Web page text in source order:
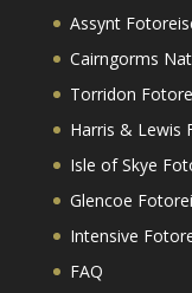
Assynt
Cairngorms
Torridon
Harris & Lewis
Isle of Skye
Glencoe
Intensive
FAQ